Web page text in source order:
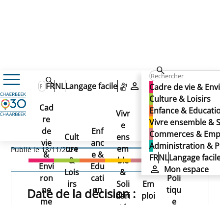
Cadre de vie &
Culture & Loisirs
Enfance &
Vivre ensemble &
Commerces &
Administration &
FRNLLangage
Mon espace
FRNLLangage facile
Mon espace
Cad
re
de
vie
&
Envi
ron
ne
me
Cult
ure
&
Lois
irs
Enf
anc
e &
Edu
cati
on
Vivr
e
ens
em
ble
&
Soli
dari
Co
mm
erc
es
&
Em
ploi
Ad
min
istr
atio
n &
Poli
tiqu
e
Ordonnance de Police avenue des Azalées
Ordonnance de Police
avenue des Azalées
Ordonnance de Police
avenue des Azalées
Publié le 18/11/2024
Date de la décision :